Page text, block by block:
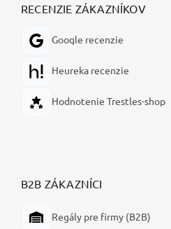
RECENZIE ZÁKAZNÍKOV
Google recenzie
Heureka recenzie
Hodnotenie Trestles-shop
B2B ZÁKAZNÍCI
Regály pre firmy (B2B)